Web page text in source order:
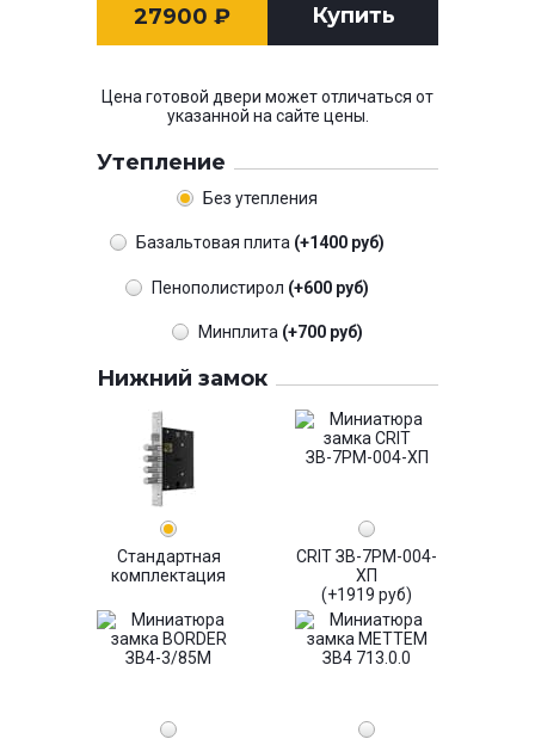
27900 ₽ Купить
Цена готовой двери может отличаться от
указанной на сайте цены.
Утепление
Без утепления
Базальтовая плита (+1400 руб)
Пенополистирол (+600 руб)
Минплита (+700 руб)
Нижний замок
Стандартная
комплектация
CRIT ЗВ-7РМ-004-
ХП
(+1919 руб)